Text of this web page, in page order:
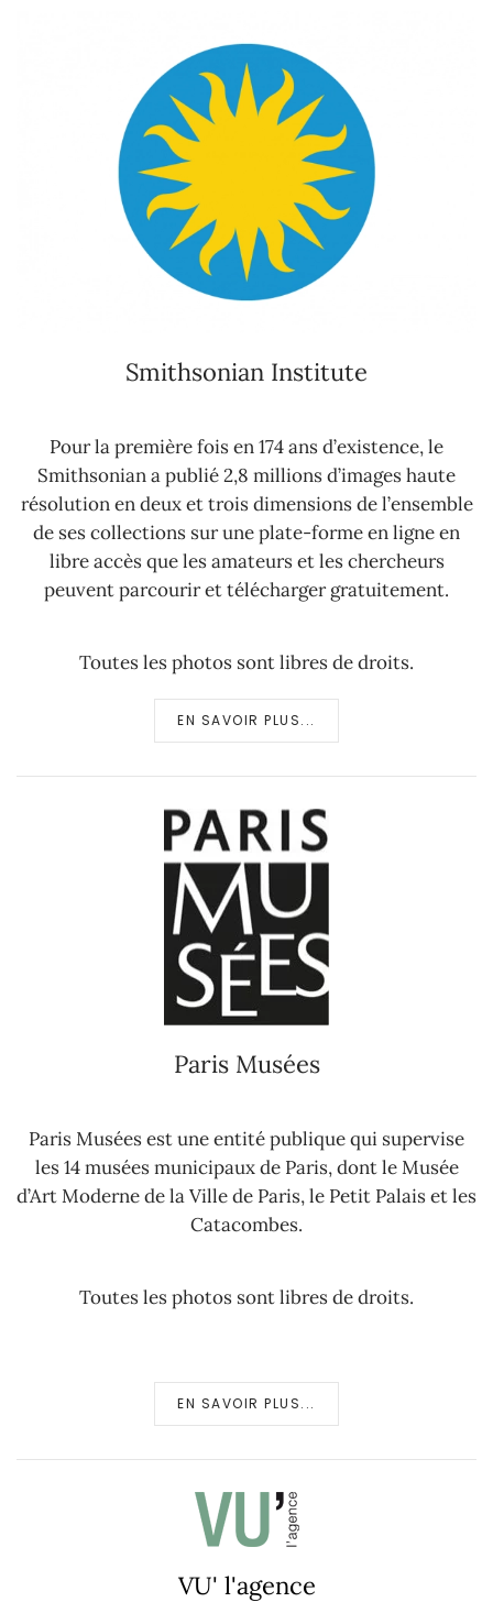
Smithsonian Institute
Pour la première fois en 174 ans d’existence, le
Smithsonian a publié 2,8 millions d’images haute
résolution en deux et trois dimensions de l’ensemble
de ses collections sur une plate-forme en ligne en
libre accès que les amateurs et les chercheurs
peuvent parcourir et télécharger gratuitement.
Toutes les photos sont libres de droits.
EN SAVOIR PLUS...
Paris Musées
Paris Musées est une entité publique qui supervise
les 14 musées municipaux de Paris, dont le Musée
d’Art Moderne de la Ville de Paris, le Petit Palais et les
Catacombes.
Toutes les photos sont libres de droits.
EN SAVOIR PLUS...
VU' l'agence